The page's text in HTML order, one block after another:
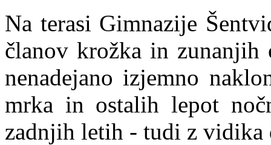
Na terasi Gimnazije
članov krožka in zunanjih
nenadejano izjemno
mrka in ostalih lepot
zadnjih letih - tudi z vidika